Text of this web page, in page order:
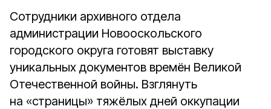
Сотрудники архивного отдела
администрации Новооскольского
городского округа готовят выставку
уникальных документов времён Великой
Отечественной войны. Взглянуть
на «страницы» тяжёлых дней оккупации